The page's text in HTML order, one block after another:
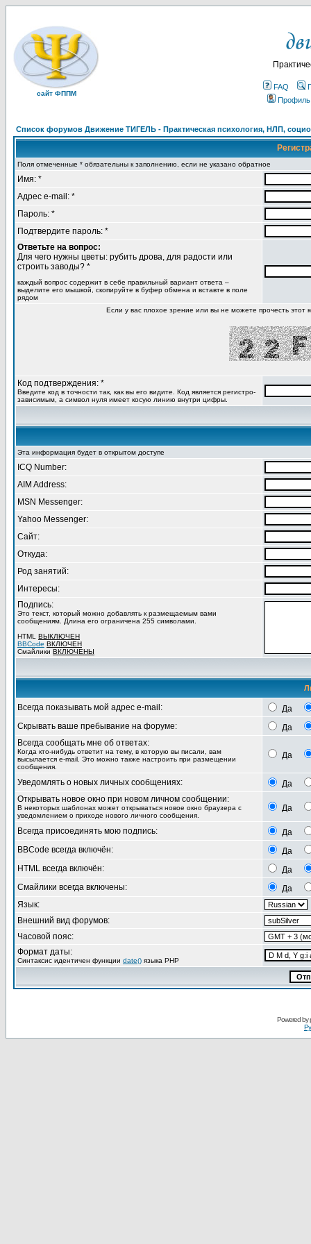
сайт ФППМ
FAQ
Профиль
Список форумов Движение ТИГЕЛЬ - Практическая психология, НЛП,
Поля отмеченные * обязательны к заполнению, если не указано обратное
Имя: *
Адрес e-mail: *
Пароль: *
Подтвердите пароль: *
Ответьте на вопрос:
Для чего нужны цветы: рубить дрова, для радости или
строить заводы? *
каждый вопрос содержит в себе правильный вариант ответа –
выделите его мышкой, скопируйте в буфер обмена и вставте в поле
рядом
Если у вас плохое зрение или вы не можете прочесть этот
Код подтверждения: *
Введите код в точности так, как вы его видите. Код является регистро-
зависимым, а символ нуля имеет косую линию внутри цифры.
Эта информация будет в открытом доступе
ICQ Number:
AIM Address:
MSN Messenger:
Yahoo Messenger:
Сайт:
Откуда:
Род занятий:
Интересы:
Подпись:
Это текст, который можно добавлять к размещаемым вами
сообщениям. Длина его ограничена 255 символами.
HTML ВЫКЛЮЧЕН
BBCode ВКЛЮЧЕН
Смайлики ВКЛЮЧЕНЫ
Всегда показывать мой адрес e-mail:
Да
Скрывать ваше пребывание на форуме:
Да
Всегда сообщать мне об ответах:
Когда кто-нибудь ответит на тему, в которую вы писали, вам
высылается e-mail. Это можно также настроить при размещении
сообщения.
Да
Уведомлять о новых личных сообщениях:
Да
Открывать новое окно при новом личном сообщении:
В некоторых шаблонах может открываться новое окно браузера с
уведомлением о приходе нового личного сообщения.
Да
Всегда присоединять мою подпись:
Да
BBCode всегда включён:
Да
HTML всегда включён:
Да
Смайлики всегда включены:
Да
Язык:
Внешний вид форумов:
Часовой пояс:
Формат даты:
Синтаксис идентичен функции date() языка PHP
Powered by